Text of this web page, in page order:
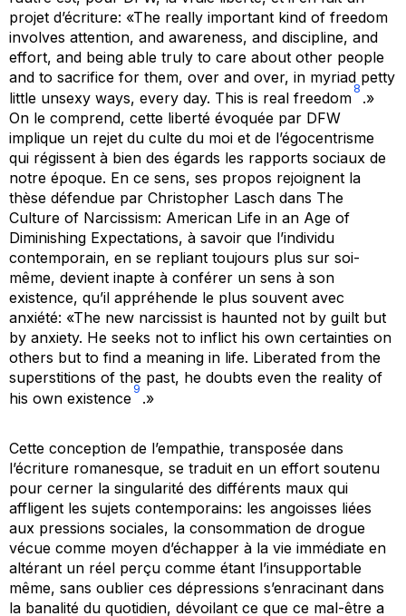
projet d’écriture: «The really important kind of freedom
involves attention, and awareness, and discipline, and
effort, and being able truly to care about other people
and to sacrifice for them, over and over, in myriad petty
little unsexy ways, every day. This is real freedom
8
.»
On le comprend, cette liberté évoquée par DFW
implique un rejet du culte du moi et de l’égocentrisme
qui régissent à bien des égards les rapports sociaux de
notre époque. En ce sens, ses propos rejoignent la
thèse défendue par Christopher Lasch dans The
Culture of Narcissism: American Life in an Age of
Diminishing Expectations, à savoir que l’individu
contemporain, en se repliant toujours plus sur soi-
même, devient inapte à conférer un sens à son
existence, qu’il appréhende le plus souvent avec
anxiété: «The new narcissist is haunted not by guilt but
by anxiety. He seeks not to inflict his own certainties on
others but to find a meaning in life. Liberated from the
superstitions of the past, he doubts even the reality of
his own existence
9
.»
Cette conception de l’empathie, transposée dans
l’écriture romanesque, se traduit en un effort soutenu
pour cerner la singularité des différents maux qui
affligent les sujets contemporains: les angoisses liées
aux pressions sociales, la consommation de drogue
vécue comme moyen d’échapper à la vie immédiate en
altérant un réel perçu comme étant l’insupportable
même, sans oublier ces dépressions s’enracinant dans
la banalité du quotidien, dévoilant ce que ce mal-être a